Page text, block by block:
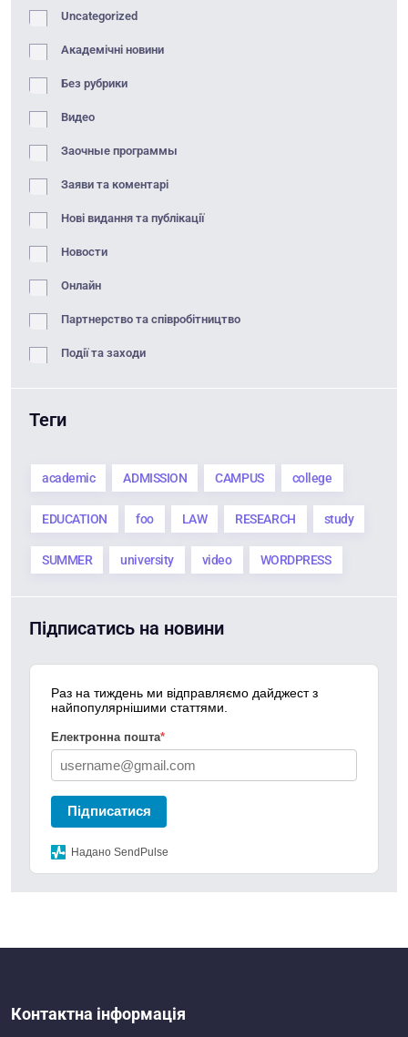
Uncategorized
Академічні новини
Без рубрики
Видео
Заочные программы
Заяви та коментарі
Нові видання та публікації
Новости
Онлайн
Партнерство та співробітництво
Події та заходи
Теги
academic ADMISSION CAMPUS college
EDUCATION foo LAW RESEARCH study
SUMMER university video WORDPRESS
Підписатись на новини
Раз на тиждень ми відправляємо дайджест з
найпопулярнішими статтями.
Електронна пошта*
Підписатися
Надано SendPulse
Контактна інформація